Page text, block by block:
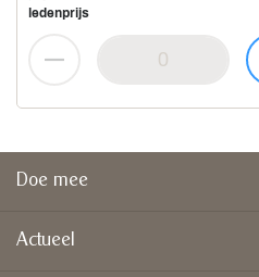
ledenprijs
Doe mee
Actueel